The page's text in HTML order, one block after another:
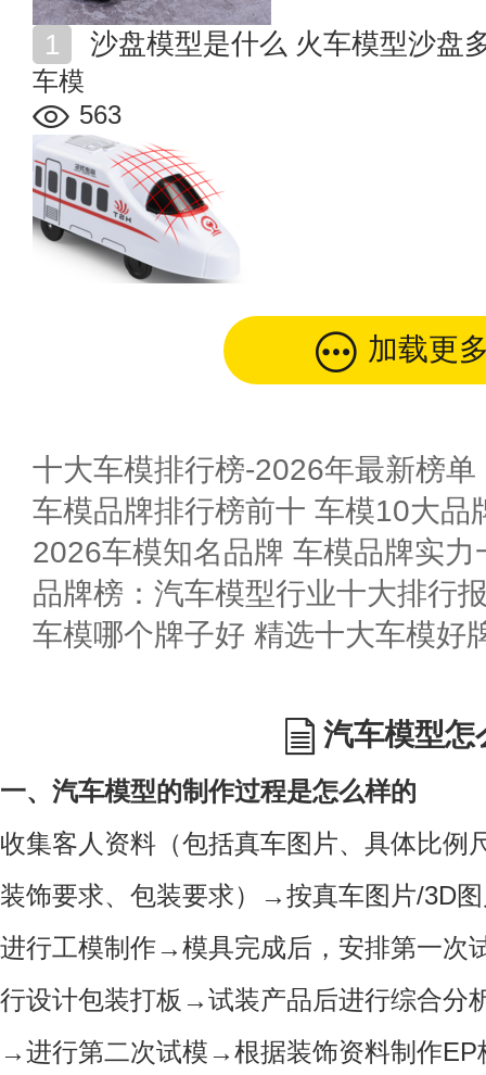
沙盘模型是什么 火车模型沙盘
车模
563
加载更
十大车模排行榜-2026年最新榜单
车模品牌排行榜前十 车模10大品
2026车模知名品牌 车模品牌实力
车模哪个牌子好 精选十大车模好
汽车模型怎
一、汽车模型的制作过程是怎么样的
收集客人资料（包括真车图片、具体比例
装饰要求、包装要求）→按真车图片/3D
进行工模制作→模具完成后，安排第一次
行设计包装打板→试装产品后进行综合分
→进行第二次试模→根据装饰资料制作